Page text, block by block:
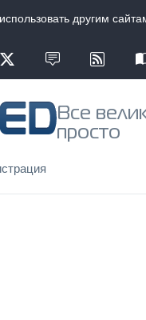
другим
Все
просто